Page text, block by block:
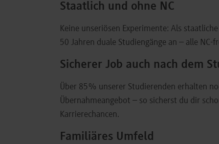
Staatlich und ohne NC
Keine unseriösen Experimente: Als
50 Jahren duale Studiengänge an – alle NC-
Sicherer Job auch nach dem
Über 85% unserer Studierenden erhalten
Übernahmeangebot – so sicherst du dir
Karrierechancen.
Familiäres Umfeld